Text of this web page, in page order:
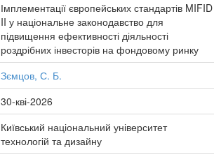
Імплементації європейських стандартів MIFID
II у національне законодавство для
підвищення ефективності діяльності
роздрібних інвесторів на фондовому ринку
Зємцов, С. Б.
30-кві-2026
Київський національний університет
технологій та дизайну